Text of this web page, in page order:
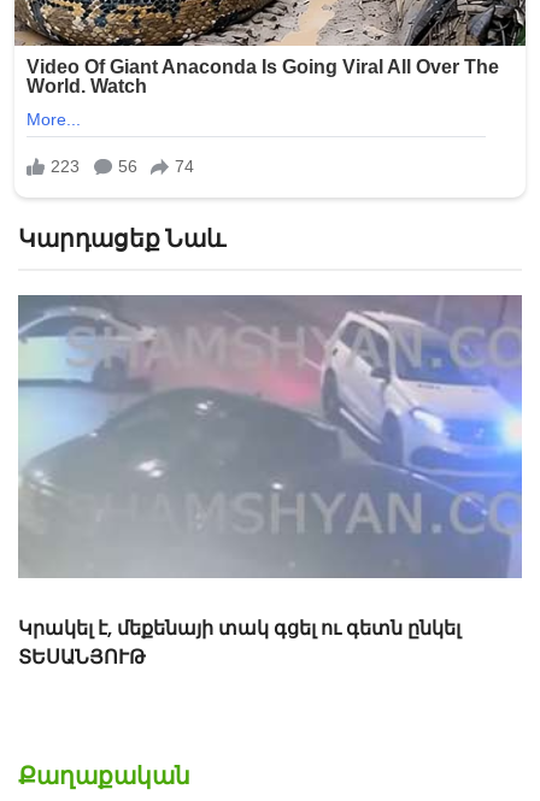
Կարդացեք Նաև
«Թուրքերը բացում են». Ինչ շշնջաց Միրզոյանը
Փաշինյանի ականջին ՏԵՍԱՆՅՈՒԹ
Քաղաքական